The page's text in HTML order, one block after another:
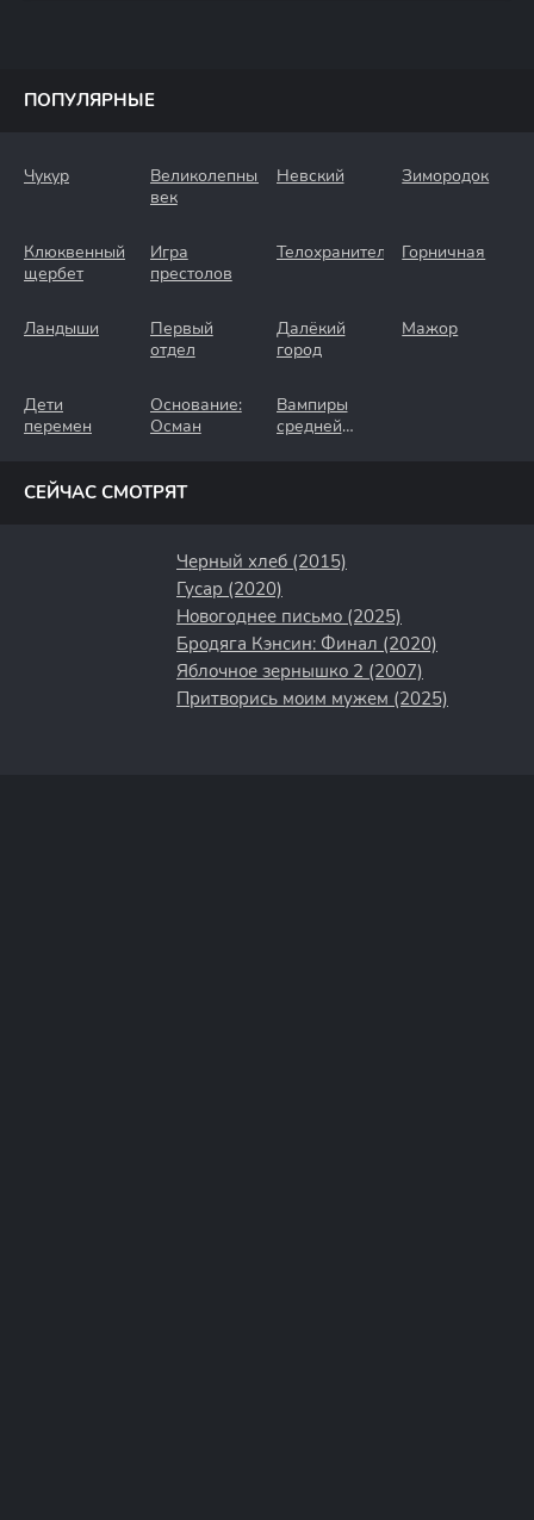
ПОПУЛЯРНЫЕ
Чукур
Великолепный
век
Невский Зимородок
Клюквенный
щербет
Игра
престолов
Телохранители Горничная
Ландыши
Первый
отдел
Далёкий
город
Мажор
Дети
перемен
Основание:
Осман
Вампиры
средней
СЕЙЧАС СМОТРЯТ
Черный хлеб (2015)
Гусар (2020)
Новогоднее письмо (2025)
Бродяга Кэнсин: Финал (2020)
Яблочное зернышко 2 (2007)
Притворись моим мужем (2025)